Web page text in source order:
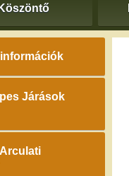
Köszöntő
Járások